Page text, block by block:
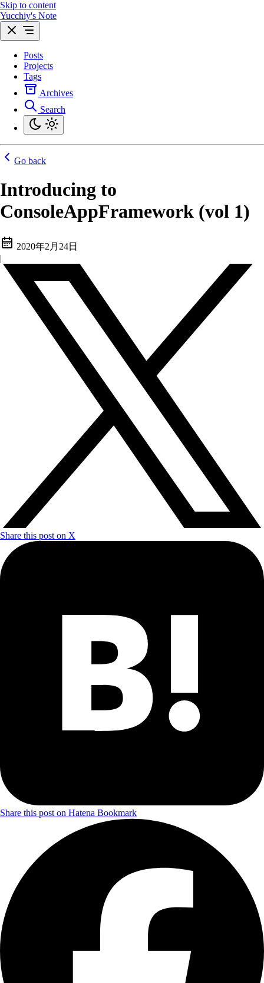
Skip to content
Yucchiy's Note
Posts
Projects
Tags
Archives
Search
Go back
Introducing to
ConsoleAppFramework (vol 1)
2020年2月24日
|
Share this post on X
Share this post on Hatena Bookmark